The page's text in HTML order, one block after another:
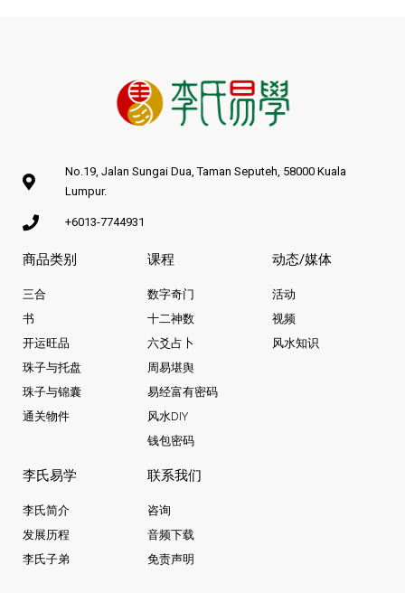
No.19, Jalan Sungai Dua, Taman Seputeh, 58000 Kuala
Lumpur.
+6013-7744931
商品类别
三合
书
开运旺品
珠子与托盘
珠子与锦囊
通关物件
课程
数字奇门
十二神数
六爻占卜
周易堪舆
易经富有密码
风水DIY
钱包密码
动态/媒体
活动
视频
风水知识
李氏易学
李氏简介
发展历程
李氏子弟
联系我们
咨询
音频下载
免责声明